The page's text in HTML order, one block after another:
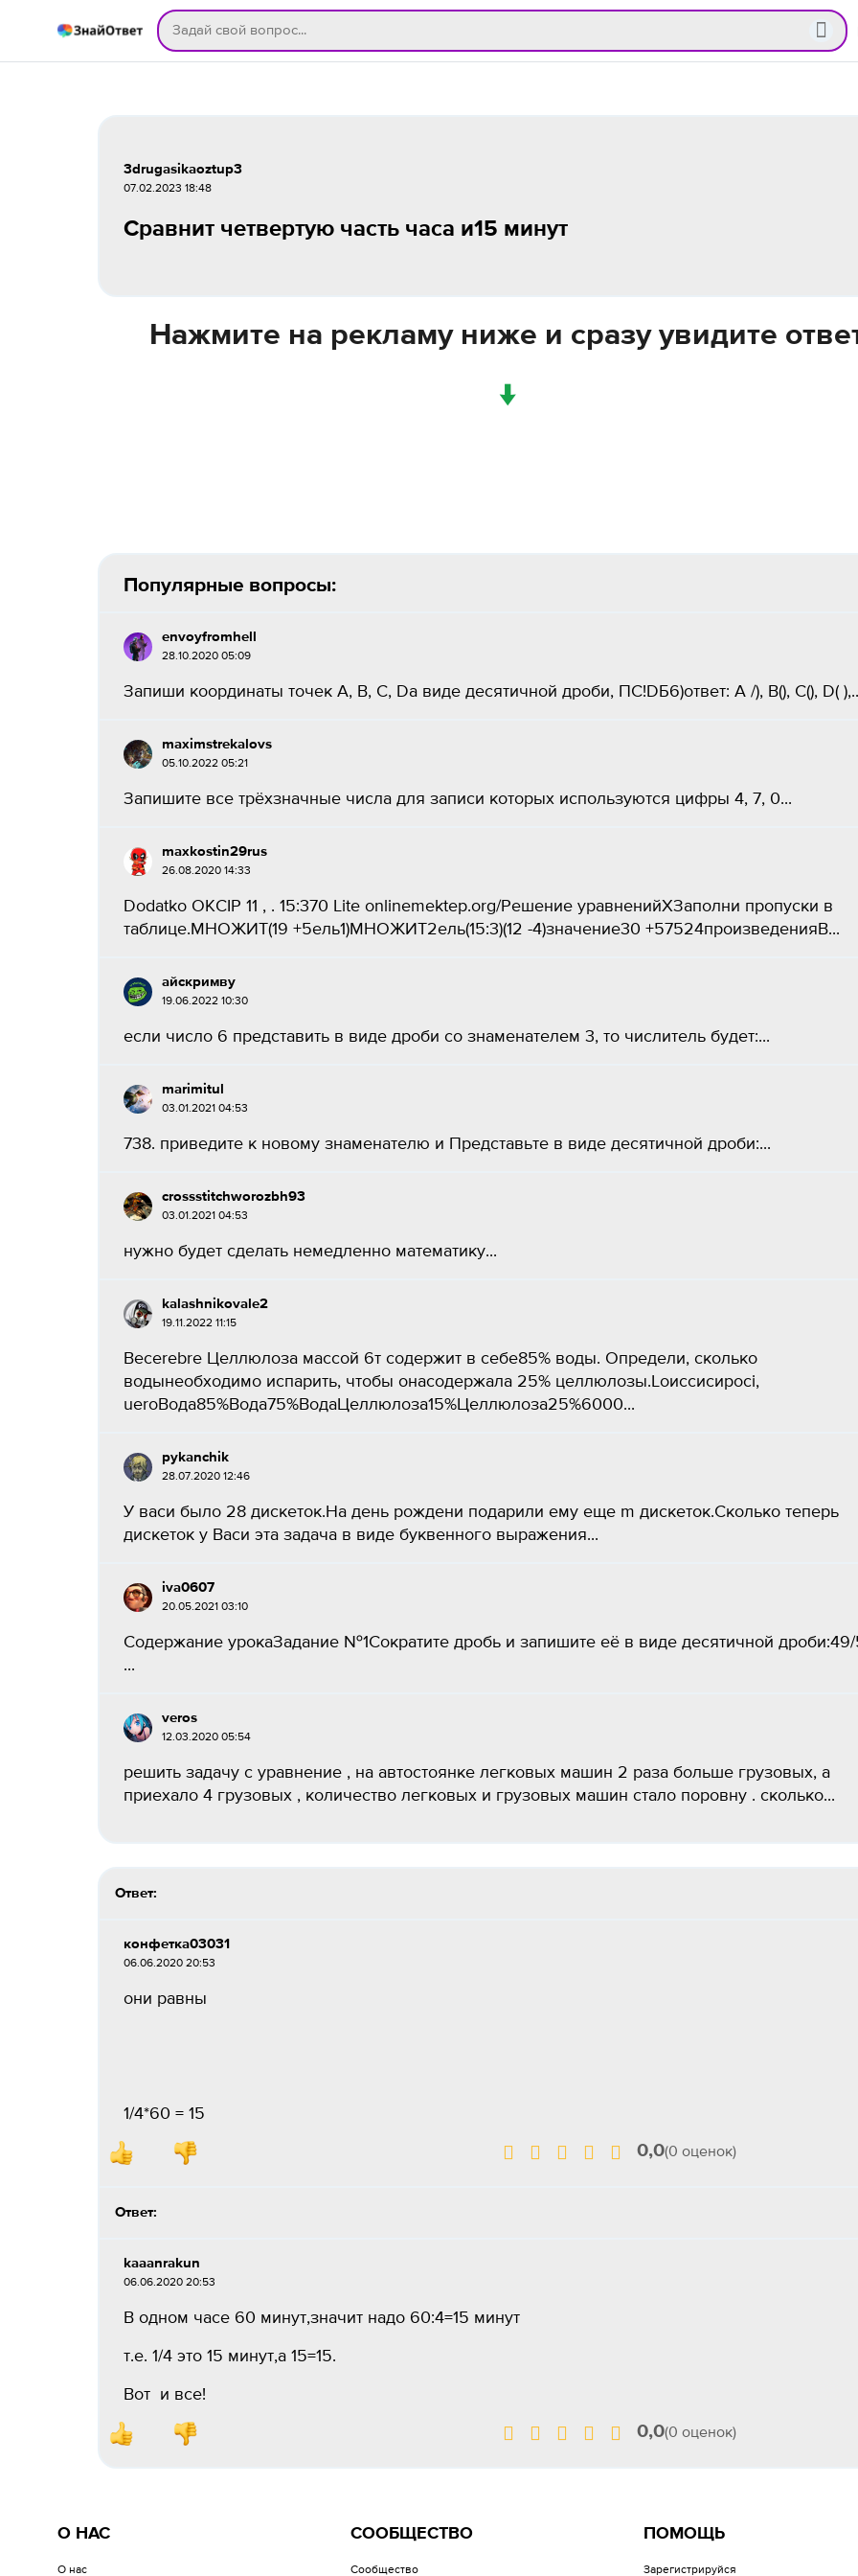
3drugasikaoztup3
07.02.2023 18:48
Сравнит четвертую часть часа и15 минут
Нажмите на рекламу ниже и сразу увидите
↓
Популярные вопросы:
envoyfromhell
28.10.2020 05:09
Запиши координаты точек A, B, C, Da виде десятичной дроби, ПС!DБ6)ответ: А /), B(), C(), D(
maximstrekalovs
05.10.2022 05:21
Запишите все трёхзначные числа для записи которых используются цифры 4, 7, 0​...
maxkostin29rus
26.08.2020 14:33
Dodatko OKCIP 11 , . 15:370 Lite onlinemektep.org/Решение уравненийХЗаполни пропуски в
таблице.МНОЖИТ(19 +5ель1)МНОЖИТ2ель(15:3)(12 -4)значениe30 +57524произведенияВ...
айскримву
19.06.2022 10:30
если число 6 представить в виде дроби со знаменателем 3, то числитель будет:...
marimitul
03.01.2021 04:53
738. приведите к новому знаменателю и Представьте в виде десятичной дроби:...
crossstitchworozbh93
03.01.2021 04:53
нужно будет сделать немедленно математику​...
kalashnikovale2
19.11.2022 11:15
Becerebre Целлюлоза массой 6т содержит в себе85% воды. Определи, сколько
водынеобходимо испарить, чтобы онасодержала 25% целлюлозы.Loиссисиpoci,
ueroВода85%Вода75%ВодаЦеллюлоза15%Целлюлоза25%6000...
pykanchik
28.07.2020 12:46
У васи было 28 дискеток.На день рождени подарили ему еще m дискеток.Сколько теперь
дискеток у Васи эта задача в виде буквенного выражения...
iva0607
20.05.2021 03:10
Содержание урокаЗадание №1Сократите дробь и запишите её в виде десятичной
...
veros
12.03.2020 05:54
решить задачу с уравнение , на автостоянке легковых машин 2 раза больше грузовых, а
приехало 4 грузовых , количество легковых и грузовых машин стало поровну . сколько...
Ответ:
конфетка03031
06.06.2020 20:53
они равны
1/4*60 = 15
0,0(0 оценок)
Ответ:
kaaanrakun
06.06.2020 20:53
В одном часе 60 минут,значит надо 60:4=15 минут
т.е. 1/4 это 15 минут,а 15=15.
Вот и все!
0,0(0 оценок)
О НАС
О нас
СООБЩЕСТВО
Сообщество
ПОМОЩЬ
Зарегистрируйся